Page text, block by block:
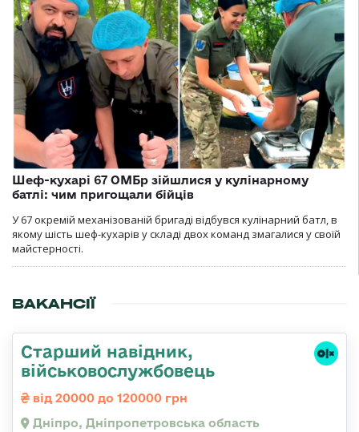
Шеф-кухарі 67 ОМБр зійшлися у кулінарному
батлі: чим пригощали бійців
У 67 окремій механізованій бригаді відбувся кулінарний батл, в
якому шість шеф-кухарів у складі двох команд змагалися у своїй
майстерності.
ВАКАНСІЇ
Старший навідник,
військовослужбовець
від 20000 до 120000 грн
Дніпро, Дніпропетровська область